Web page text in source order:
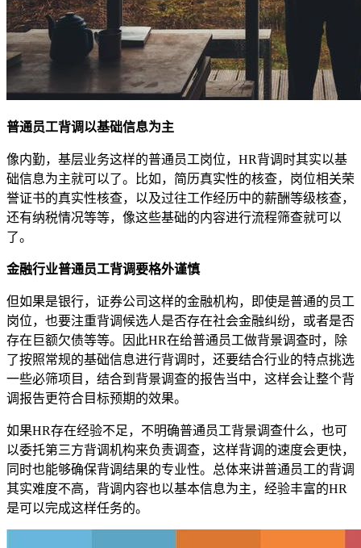
普通员工背调以基础信息为主
像内勤，基层业务这样的普通员工岗位，HR背调时其实以基
础信息为主就可以了。比如，简历真实性的核查，岗位相关荣
誉证书的真实性核查，以及过往工作经历中的薪酬等级核查，
还有纳税情况等等，像这些基础的内容进行流程筛查就可以
了。
金融行业普通员工背调要格外谨慎
但如果是银行，证券公司这样的金融机构，即使是普通的员工
岗位，也要注重背调候选人是否存在社会金融纠纷，或者是否
存在巨额欠债等等。因此HR在给普通员工做背景调查时，除
了按照常规的基础信息进行背调时，还要结合行业的特点挑选
一些必筛项目，结合到背景调查的报告当中，这样会让整个背
调报告更符合目标预期的效果。
如果HR存在经验不足，不明确普通员工背景调查什么，也可
以委托第三方背调机构来负责调查，这样背调的速度会更快，
同时也能够确保背调结果的专业性。总体来讲普通员工的背调
其实难度不高，背调内容也以基本信息为主，经验丰富的HR
是可以完成这样任务的。